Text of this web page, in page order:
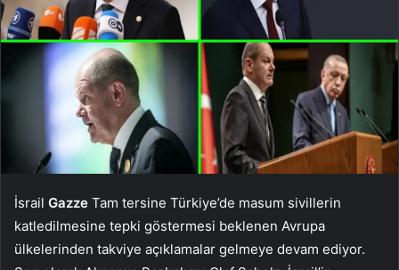
İsrail Gazze Tam tersine Türkiye’de masum sivillerin
katledilmesine tepki göstermesi beklenen Avrupa
ülkelerinden takviye açıklamalar gelmeye devam ediyor.